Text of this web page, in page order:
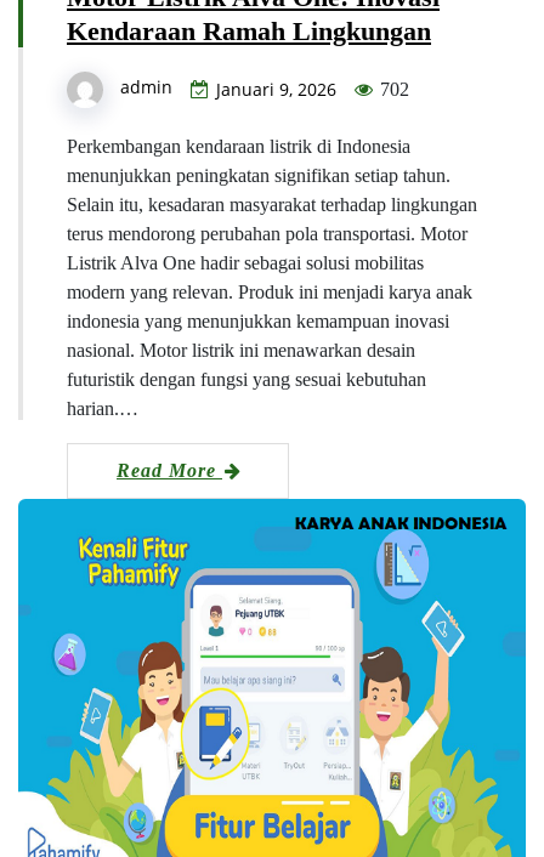
Kendaraan Ramah Lingkungan
admin Januari 9, 2026 702
Perkembangan kendaraan listrik di Indonesia
menunjukkan peningkatan signifikan setiap tahun.
Selain itu, kesadaran masyarakat terhadap lingkungan
terus mendorong perubahan pola transportasi. Motor
Listrik Alva One hadir sebagai solusi mobilitas
modern yang relevan. Produk ini menjadi karya anak
indonesia yang menunjukkan kemampuan inovasi
nasional. Motor listrik ini menawarkan desain
futuristik dengan fungsi yang sesuai kebutuhan
harian.…
Read More